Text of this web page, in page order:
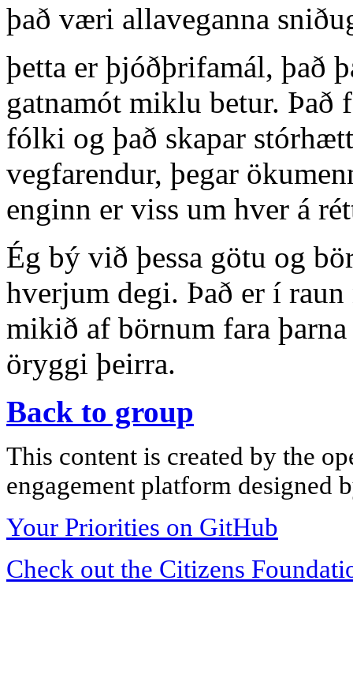
það væri allaveganna
þetta er þjóðþrifamál, það
gatnamót miklu betur.
fólki og það skapar
vegfarendur, þegar
enginn er viss um hver á
Ég bý við þessa götu og
hverjum degi. Það er í
mikið af börnum fara
öryggi þeirra.
Back to group
This content is created by the
engagement platform designed
Your Priorities on GitHub
Check out the Citizens